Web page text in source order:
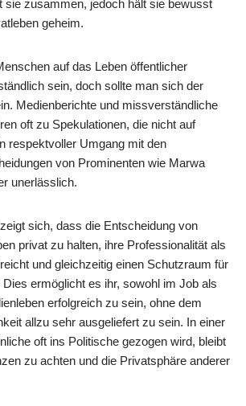
sie zusammen, jedoch hält sie bewusst
geheim.
auf das Leben öffentlicher
sein, doch sollte man sich der
Medienberichte und missverständliche
oft zu Spekulationen, die nicht auf
respektvoller Umgang mit den
von Prominenten wie Marwa
unerlässlich.
sich, dass die Entscheidung von
privat zu halten, ihre Professionalität als
und gleichzeitig einen Schutzraum für
ermöglicht es ihr, sowohl im Job als
erfolgreich zu sein, ohne dem
allzu sehr ausgeliefert zu sein. In einer
oft ins Politische gezogen wird, bleibt
zu achten und die Privatsphäre anderer